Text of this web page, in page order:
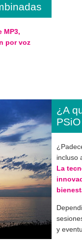
MP3,
por voz
¿A
incluso
La
y